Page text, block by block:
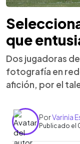
que
Dos jugadoras
fotografía en
afición, por el
PorVarinia
Publicado el